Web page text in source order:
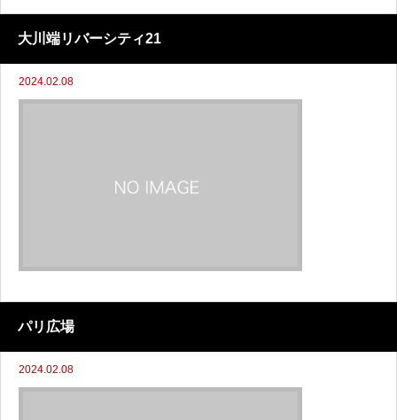
大川端リバーシティ21
2024.02.08
パリ広場
2024.02.08